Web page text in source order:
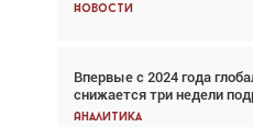
Новости
Впервые с 2024 года
снижается три недели
Аналитика
Впервые с 2024 года
снижается три недели
Аналитика